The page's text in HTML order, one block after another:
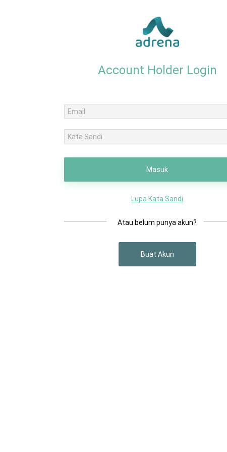
Account Holder Login
Masuk
Lupa Kata Sandi
Atau belum punya akun?
Buat Akun